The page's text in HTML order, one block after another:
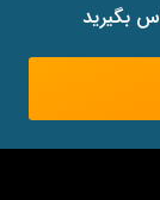
بگیرید